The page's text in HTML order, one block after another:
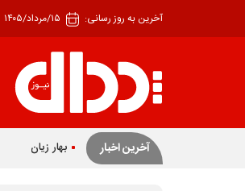
آخرین به روز رسانی: ۱۵/مرداد/۱۴۰۵
آخرین اخبار بهار زیان‌ساز